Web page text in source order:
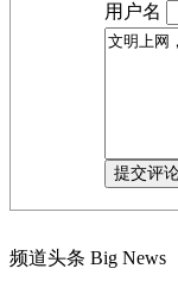
用户名
频道头条 Big News